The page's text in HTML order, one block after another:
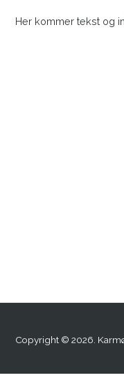
Her kommer tekst og
Copyright © 2026.